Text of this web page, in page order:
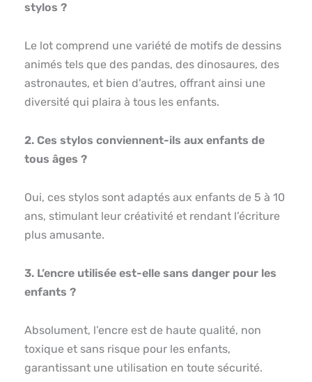
stylos ?
Le lot comprend une variété de motifs de dessins
animés tels que des pandas, des dinosaures, des
astronautes, et bien d’autres, offrant ainsi une
diversité qui plaira à tous les enfants.
2. Ces stylos conviennent-ils aux enfants de
tous âges ?
Oui, ces stylos sont adaptés aux enfants de 5 à 10
ans, stimulant leur créativité et rendant l’écriture
plus amusante.
3. L’encre utilisée est-elle sans danger pour les
enfants ?
Absolument, l’encre est de haute qualité, non
toxique et sans risque pour les enfants,
garantissant une utilisation en toute sécurité.